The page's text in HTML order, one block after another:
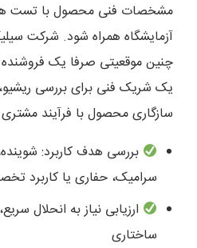
مشخصات فنی محصول با تست
آزمایشگاه همراه شود. شرکت
چنین موقعیتی صرفا یک فروشنده
یک شریک فنی برای بررسی
سازگاری محصول با فرآیند
بررسی هدف کاربرد:
سرامیک، حفاری یا کاربرد
ارزیابی نیاز به انحلال
ساختاری